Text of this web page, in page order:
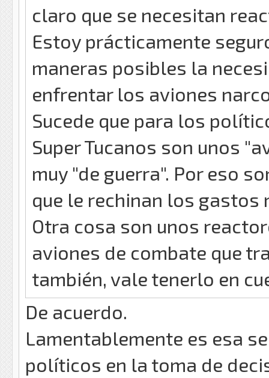
claro que se necesitan
Estoy prácticamente
maneras posibles la
enfrentar los aviones
Sucede que para los
Super Tucanos son unos
muy "de guerra". Por eso
que le rechinan los gastos
Otra cosa son unos
aviones de combate que
también, vale tenerlo en
De acuerdo.
Lamentablemente es esa
políticos en la toma de